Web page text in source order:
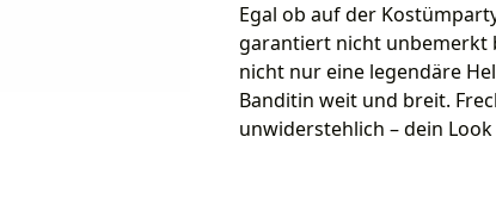
Egal ob auf der
garantiert nicht unbemerkt
nicht nur eine legendäre
Banditin weit und breit.
unwiderstehlich – dein